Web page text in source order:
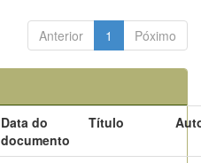
Anterior 1 Póximo
Data do
documento
Título